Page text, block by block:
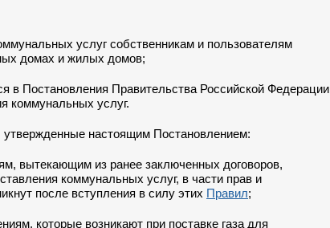
услуг собственникам и пользователям
домах и жилых домов;
в Постановления Правительства Российской Федерации
коммунальных услуг.
утвержденные настоящим Постановлением:
вытекающим из ранее заключенных договоров,
коммунальных услуг, в части прав и
после вступления в силу этих Правил;
которые возникают при поставке газа для